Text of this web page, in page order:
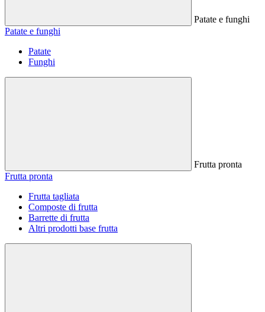
Patate e funghi
Patate e funghi
Patate
Funghi
Frutta pronta
Frutta pronta
Frutta tagliata
Composte di frutta
Barrette di frutta
Altri prodotti base frutta